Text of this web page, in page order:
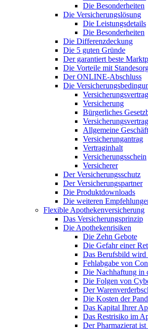
Die Besonderheiten
Die Versicherungslösung
Die Leistungsdetails
Die Besonderheiten
Die Differenzdeckung
Die 5 guten Gründe
Der garantiert beste
Die Vorteile mit
Der ONLINE-Abschluss
Die
Versicherungsvertrag
Versicherung
Bürgerliches
Allgemeine
Versicherungantrag
Vertraginhalt
Versicherungsschein
Versicherer
Der Versicherungsschutz
Der Versicherungspartner
Die Produktdownloads
Die weiteren
Flexible Apothekenversicherung
Das Versicherungsprinzip
Die Apothekenrisiken
Die Zehn Gebote
Die Gefahr einer
Das Berufsbild wird
Fehlabgabe von
Die Nachhaftung in
Die Folgen von
Der
Die Kosten der
Das Kapital Ihrer
Das Restrisiko im
Der Pharmazierat ist